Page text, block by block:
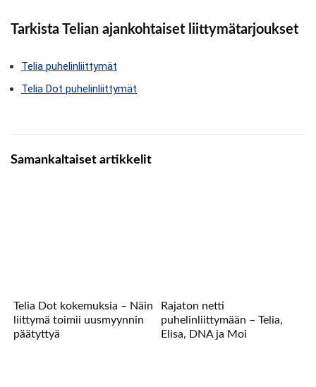
Tarkista Telian ajankohtaiset liittymätarjoukset
Telia puhelinliittymät
Telia Dot puhelinliittymät
Samankaltaiset artikkelit
Telia Dot kokemuksia – Näin
liittymä toimii uusmyynnin
päätyttyä
Rajaton netti
puhelinliittymään – Telia,
Elisa, DNA ja Moi